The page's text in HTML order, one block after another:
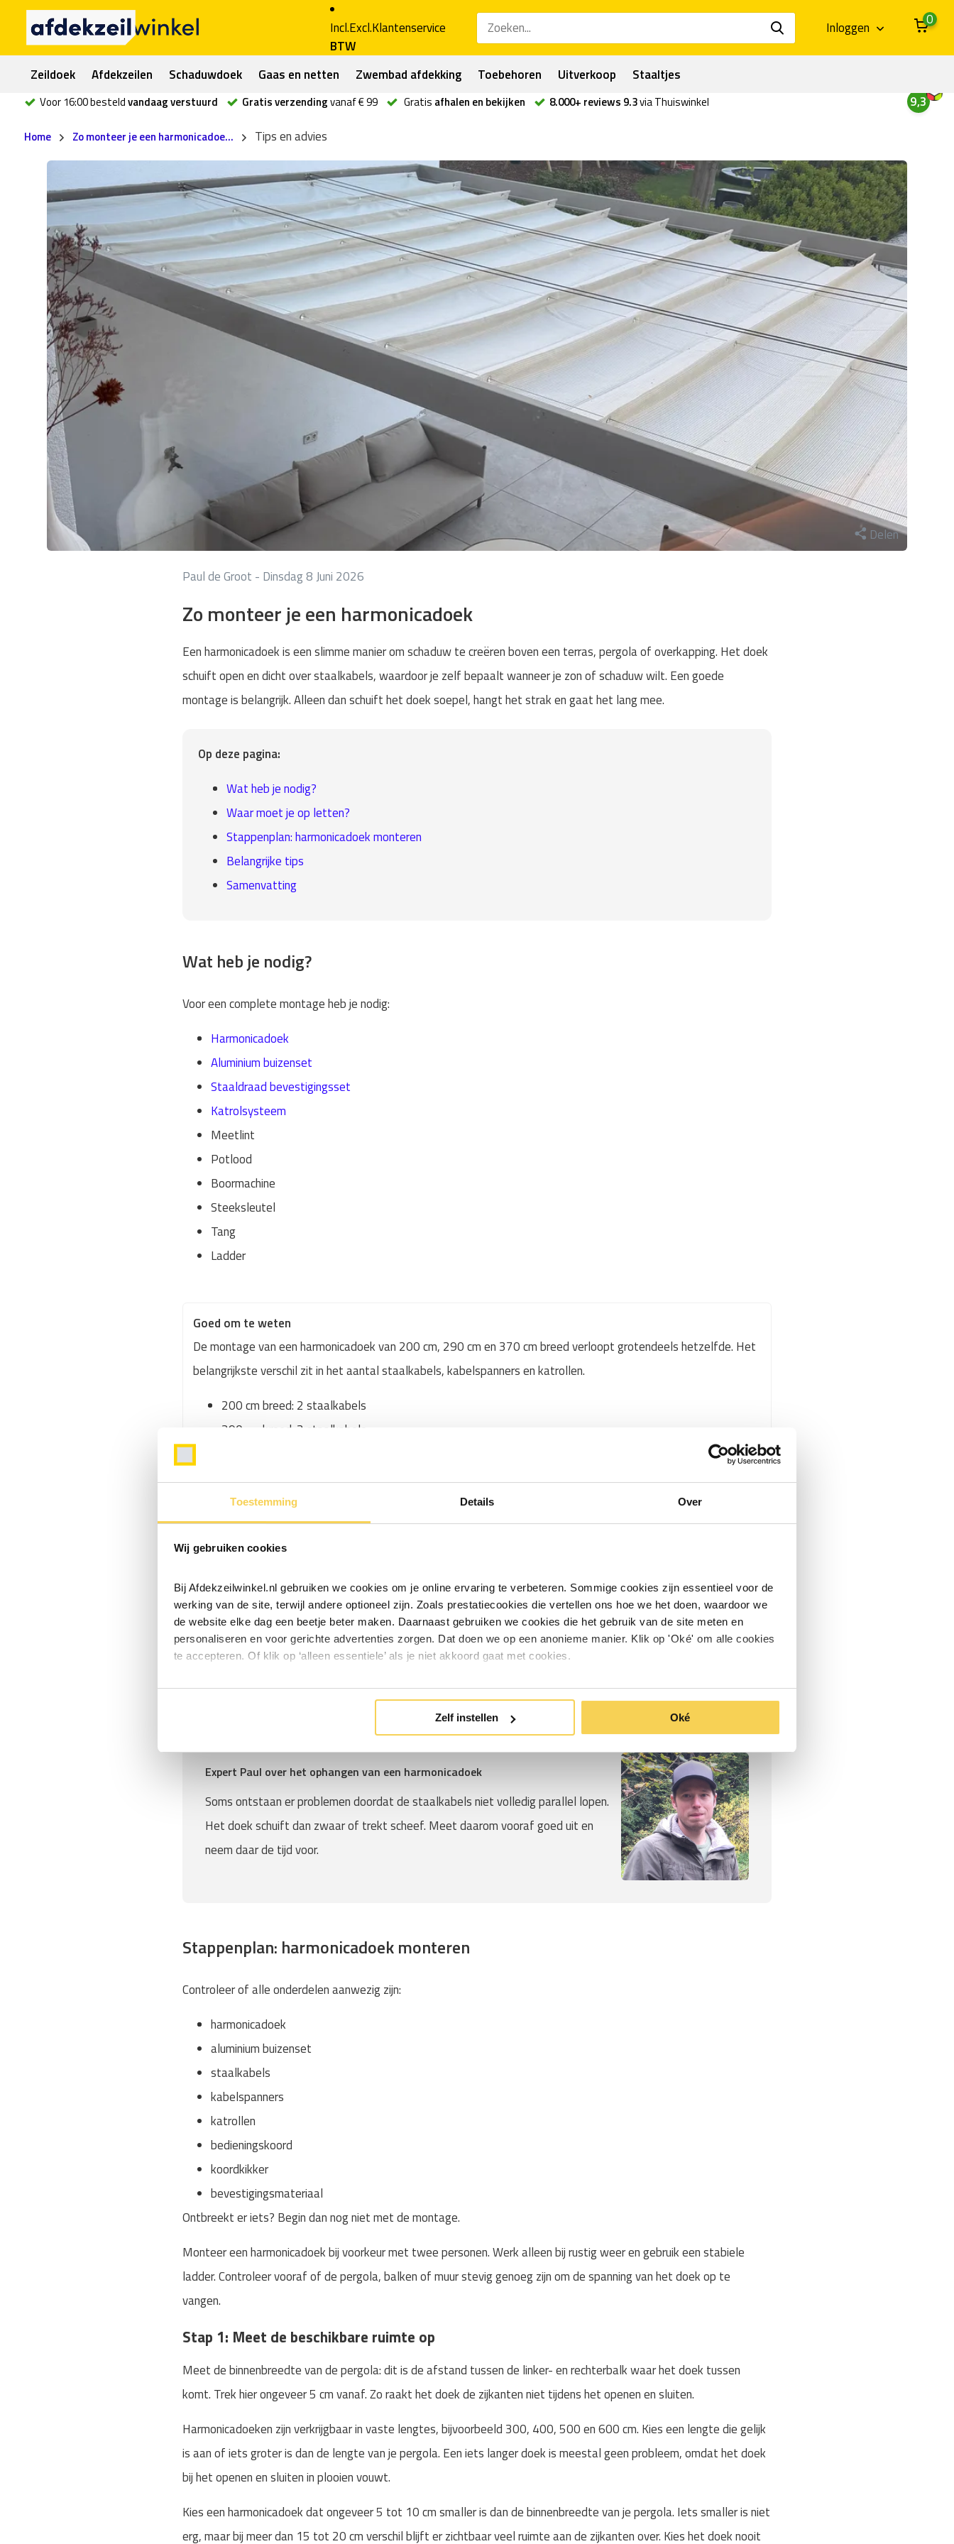
Toestemming Details Over
Wij gebruiken cookies
Bij Afdekzeilwinkel.nl gebruiken we cookies om je online ervaring te verbeteren. Sommige cookies zijn essentieel voor de
werking van de site, terwijl andere optioneel zijn. Zoals prestatiecookies die vertellen ons hoe we het doen, waardoor we
de website elke dag een beetje beter maken. Daarnaast gebruiken we cookies die het gebruik van de site meten en
personaliseren en voor gerichte advertenties zorgen. Dat doen we op een anonieme manier. Klik op 'Oké' om alle cookies
te accepteren. Of klik op ‘alleen essentiele’ als je niet akkoord gaat met cookies.
Zelf instellen Oké
Incl.Excl.
BTW
Klantenservice Inloggen 0
Zeildoek Afdekzeilen Schaduwdoek Gaas en netten Zwembad afdekking Toebehoren Uitverkoop Staaltjes
Voor 16:00 besteldvandaag verstuurd Gratis verzendingvanaf € 99 Gratis afhalen en bekijken 8.000+ reviews 9.3via Thuiswinkel 9,3
Home Zo monteer je een harmonicadoe... Tips en advies
Delen
Paul de Groot - Dinsdag 8 Juni 2026
Zo monteer je een harmonicadoek
Een harmonicadoek is een slimme manier om schaduw te creëren boven een terras, pergola of overkapping. Het doek
schuift open en dicht over staalkabels, waardoor je zelf bepaalt wanneer je zon of schaduw wilt. Een goede
montage is belangrijk. Alleen dan schuift het doek soepel, hangt het strak en gaat het lang mee.
Op deze pagina:
Wat heb je nodig?
Waar moet je op letten?
Stappenplan: harmonicadoek monteren
Belangrijke tips
Samenvatting
Wat heb je nodig?
Voor een complete montage heb je nodig:
Harmonicadoek
Aluminium buizenset
Staaldraad bevestigingsset
Katrolsysteem
Meetlint
Potlood
Boormachine
Steeksleutel
Tang
Ladder
Goed om te weten
De montage van een harmonicadoek van 200 cm, 290 cm en 370 cm breed verloopt grotendeels hetzelfde. Het
belangrijkste verschil zit in het aantal staalkabels, kabelspanners en katrollen.
200 cm breed: 2 staalkabels
290 cm breed: 3 staalkabels
Waar moet je op letten?
Een harmonicadoek monteer je altijd tussen twee stevige zijdes. Denk aan muren, houten balken, palen of een
pergola. Controleer vooraf of:
de constructie stevig genoeg is;
de staalkabels recht en parallel kunnen lopen;
je voldoende ruimte hebt om het doek volledig open en dicht te schuiven;
het doek ongeveer 5 cm smaller is dan de beschikbare breedte.
Expert Paul over het ophangen van een harmonicadoek
Soms ontstaan er problemen doordat de staalkabels niet volledig parallel lopen.
Het doek schuift dan zwaar of trekt scheef. Meet daarom vooraf goed uit en
neem daar de tijd voor.
Stappenplan: harmonicadoek monteren
Controleer of alle onderdelen aanwezig zijn:
harmonicadoek
aluminium buizenset
staalkabels
kabelspanners
katrollen
bedieningskoord
koordkikker
bevestigingsmateriaal
Ontbreekt er iets? Begin dan nog niet met de montage.
Monteer een harmonicadoek bij voorkeur met twee personen. Werk alleen bij rustig weer en gebruik een stabiele
ladder. Controleer vooraf of de pergola, balken of muur stevig genoeg zijn om de spanning van het doek op te
vangen.
Stap 1: Meet de beschikbare ruimte op
Meet de binnenbreedte van de pergola: dit is de afstand tussen de linker- en rechterbalk waar het doek tussen
komt. Trek hier ongeveer 5 cm vanaf. Zo raakt het doek de zijkanten niet tijdens het openen en sluiten.
Harmonicadoeken zijn verkrijgbaar in vaste lengtes, bijvoorbeeld 300, 400, 500 en 600 cm. Kies een lengte die gelijk
is aan of iets groter is dan de lengte van je pergola. Een iets langer doek is meestal geen probleem, omdat het doek
bij het openen en sluiten in plooien vouwt.
Kies een harmonicadoek dat ongeveer 5 tot 10 cm smaller is dan de binnenbreedte van je pergola. Iets smaller is niet
erg, maar bij meer dan 15 tot 20 cm verschil blijft er zichtbaar veel ruimte aan de zijkanten over. Kies het doek nooit